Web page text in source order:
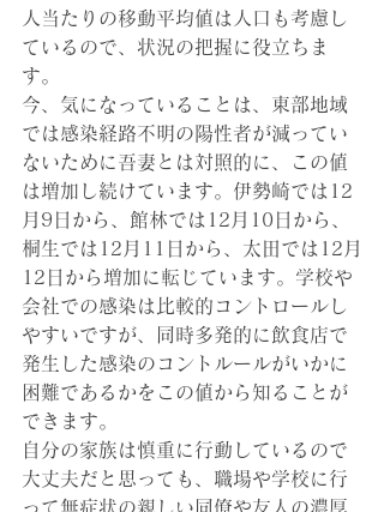
人当たりの移動平均値は人口も考慮し
ているので、状況の把握に役立ちま
す。
今、気になっていることは、東部地域
では感染経路不明の陽性者が減ってい
ないために吾妻とは対照的に、この値
は増加し続けています。伊勢崎では12
月9日から、館林では12月10日から、
桐生では12月11日から、太田では12月
12日から増加に転じています。学校や
会社での感染は比較的コントロールし
やすいですが、同時多発的に飲食店で
発生した感染のコントルールがいかに
困難であるかをこの値から知ることが
できます。
自分の家族は慎重に行動しているので
大丈夫だと思っても、職場や学校に行
って無症状の親しい同僚や友人の濃厚